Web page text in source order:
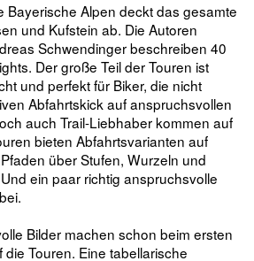
Bayerische Alpen deckt das gesamte
und Kufstein ab. Die Autoren
Schwendinger beschreiben 40
Der große Teil der Touren ist
und perfekt für Biker, die nicht
Abfahrtskick auf anspruchsvollen
auch Trail-Liebhaber kommen auf
bieten Abfahrtsvarianten auf
über Stufen, Wurzeln und
ein paar richtig anspruchsvolle
Bilder machen schon beim ersten
Touren. Eine tabellarische